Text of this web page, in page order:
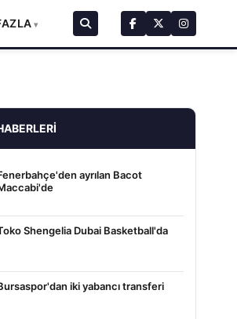
ayrılan Bacot
Shengelia Dubai Basketball'da
iki yabancı transferi